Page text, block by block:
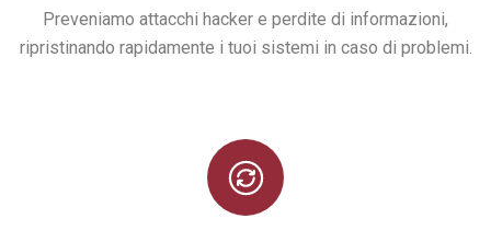
Preveniamo attacchi hacker e perdite di informazioni,
ripristinando rapidamente i tuoi sistemi in caso di problemi.